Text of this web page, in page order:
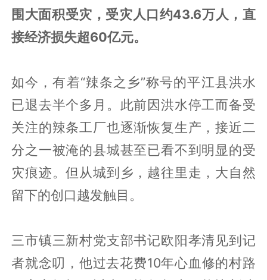
围大面积受灾，受灾人口约43.6万人，直
接经济损失超60亿元。
如今，有着“辣条之乡”称号的平江县洪水
已退去半个多月。此前因洪水停工而备受
关注的辣条工厂也逐渐恢复生产，接近二
分之一被淹的县城甚至已看不到明显的受
灾痕迹。但从城到乡，越往里走，大自然
留下的创口越发触目。
三市镇三新村党支部书记欧阳孝清见到记
者就念叨，他过去花费10年心血修的村路